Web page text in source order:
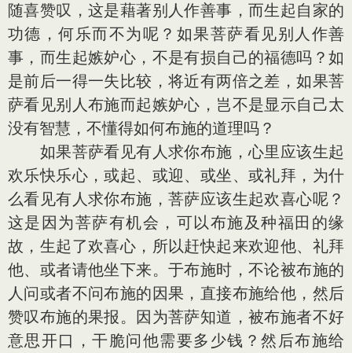
随喜赞叹，这是藉著别人作善事，而生起自家的
功德，何乐而不为呢？如果菩萨看见别人作善
事，而生起嫉妒心，不是有损自己的福德吗？如
是前后一得一失比较，将近有两倍之差，如果菩
萨看见别人布施而起嫉妒心，岂不是显示自己太
没有智慧，不懂得如何布施的道理吗？
如果菩萨看见有人求你布施，心里应该生起
欢乐快乐心，或起、或迎、或坐、或礼拜，为什
么看见有人求你布施，菩萨应该生起欢喜心呢？
这是因为菩萨有机会，可以布施及种福田的缘
故，生起了欢喜心，所以赶快起来欢迎他、礼拜
他、或者请他坐下来。于布施时，不论被布施的
人问或者不问布施的因果，直接布施给他，然后
赞叹布施的果报。因为菩萨知道，被布施者不好
意思开口，干脆问他需要多少钱？然后布施给